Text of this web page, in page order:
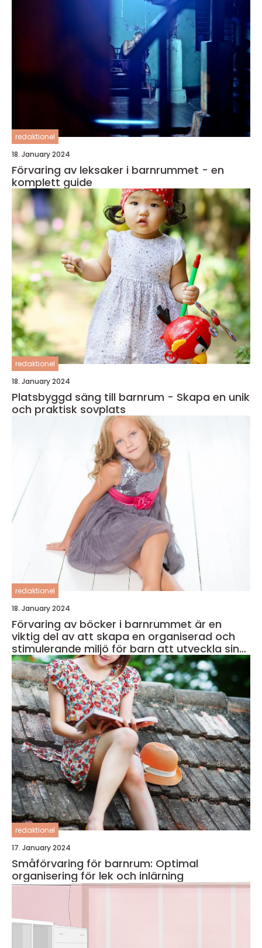
redaktionel
18. January 2024
Förvaring av leksaker i barnrummet - en
komplett guide
redaktionel
18. January 2024
Platsbyggd säng till barnrum - Skapa en unik
och praktisk sovplats
redaktionel
18. January 2024
Förvaring av böcker i barnrummet är en
viktig del av att skapa en organiserad och
stimulerande miljö för barn att utveckla sin
läsförmåga och kreativitet
redaktionel
17. January 2024
Småförvaring för barnrum: Optimal
organisering för lek och inlärning